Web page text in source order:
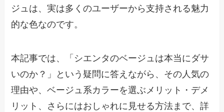
ジュは、実は多くのユーザーから支持される魅力
的な色なのです。
本記事では、「シエンタのベージュは本当にダサ
いのか？」という疑問に答えながら、その人気の
理由や、ベージュ系カラーを選ぶメリット・デメ
リット、さらにはおしゃれに見せる方法まで、詳